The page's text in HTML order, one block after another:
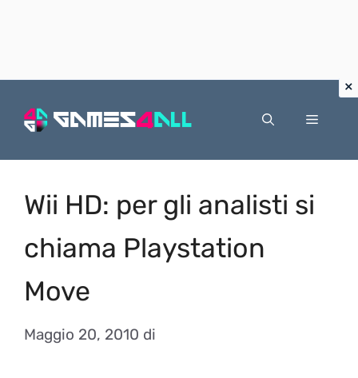
Menu
Wii HD: per gli analisti si
chiama Playstation
Move
Maggio 20, 2010 di